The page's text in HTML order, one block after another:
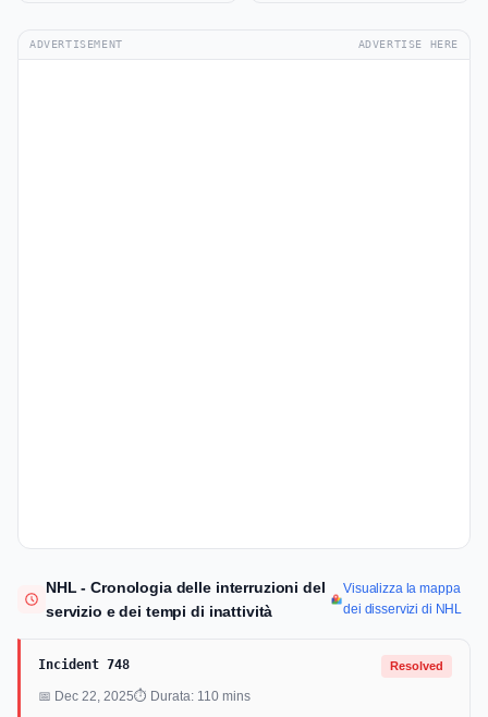
ADVERTISEMENT ADVERTISE HERE
NHL - Cronologia delle interruzioni del
servizio e dei tempi di inattività
Visualizza la mappa
dei disservizi di NHL
Incident 748 Resolved
📅 Dec 22, 2025⏱ Durata: 110 mins